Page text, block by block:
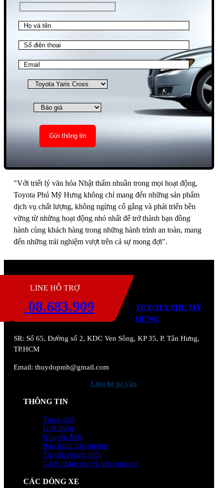
"Với triết lý văn hóa Nhật thấm nhuần trong mọi hoạt động,
Toyota Phú Mỹ Hưng không chỉ mang đến những sản phẩm
dịch vụ chất lượng, không ngừng cố gắng và phát triển bền
vững từ những hoạt động nhỏ nhất để trở thành bạn đồng
hành cùng khách hàng trong những hành trình an toàn, mang
đến những trải nghiệm vượt trên cả sự mong đợi".
HOTLINE HỖ TRỢ
0908.683.909
TOYOTA PHÚ MỸ
HƯNG
SR: Số 65, Đường số 2, KDC Ven Sông, KP 35, P. Tân Hưng,
TP.HCM
Email: thuydopmh@gmail.com
Liên hệ tư vấn
THÔNG TIN
Trang chủ
Giới thiệu
Khuyến Mãi
Bảo hành bảo dưỡng
Tư vấn phong thủy
Cách chăm sóc và bảo quản xe
CÁC DÒNG XE